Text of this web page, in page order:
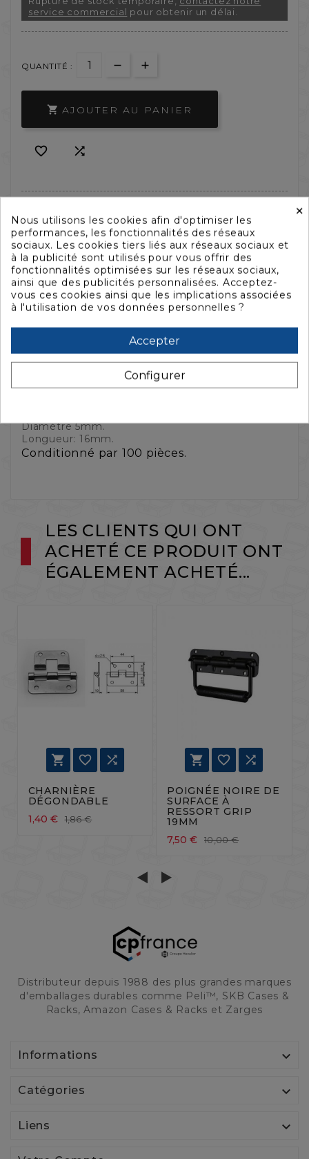
service commercial pour obtenir un délai.
QUANTITÉ :
 AJOUTER AU PANIER
 
Caractéristiques
Diamètre 5mm.
Longueur: 16mm.
Conditionné par 100 pièces.
LES CLIENTS QUI ONT
ACHETÉ CE PRODUIT ONT
ÉGALEMENT ACHETÉ...
  
CHARNIÈRE
DÉGONDABLE
1,40 €
1,86 €
  
POIGNÉE NOIRE DE
SURFACE À
RESSORT GRIP
19MM
7,50 €
10,00 €
Distributeur depuis 1988 des plus grandes marques
d'emballages durables comme Peli™, SKB Cases &
Racks, Amazon Cases & Racks et Zarges
Informations 
Catégories 
Liens 
×
Nous utilisons les cookies afin d'optimiser les
performances, les fonctionnalités des réseaux
sociaux. Les cookies tiers liés aux réseaux sociaux et
à la publicité sont utilisés pour vous offrir des
fonctionnalités optimisées sur les réseaux sociaux,
ainsi que des publicités personnalisées. Acceptez-
vous ces cookies ainsi que les implications associées
à l'utilisation de vos données personnelles ?
Accepter
Configurer